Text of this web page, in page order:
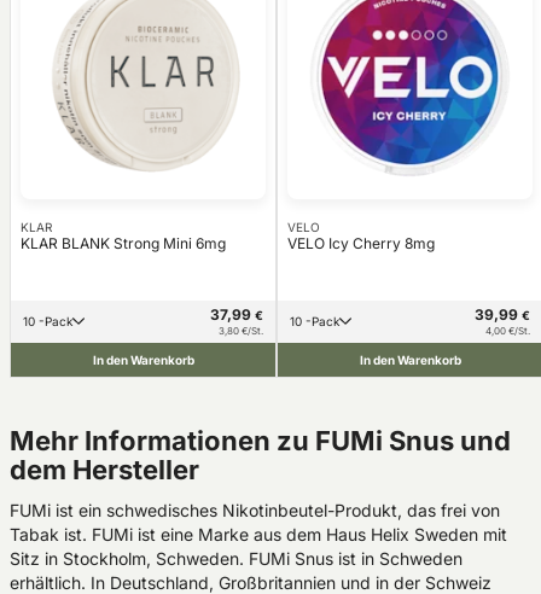
KLAR
KLAR BLANK Strong Mini 6mg
10 -Pack 37,99 €
3,80 €/St.
In den Warenkorb
VELO
VELO Icy Cherry 8mg
10 -Pack 39,99 €
4,00 €/St.
In den Warenkorb
Mehr Informationen zu FUMi Snus und
dem Hersteller
FUMi ist ein schwedisches Nikotinbeutel-Produkt, das frei von
Tabak ist. FUMi ist eine Marke aus dem Haus Helix Sweden mit
Sitz in Stockholm, Schweden. FUMi Snus ist in Schweden
erhältlich. In Deutschland, Großbritannien und in der Schweiz